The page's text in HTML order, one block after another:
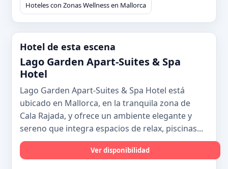
Hoteles con Zonas Wellness en Mallorca
Hotel de esta escena
Lago Garden Apart-Suites & Spa
Hotel
Lago Garden Apart-Suites & Spa Hotel está
ubicado en Mallorca, en la tranquila zona de
Cala Rajada, y ofrece un ambiente elegante y
sereno que integra espacios de relax, piscinas...
Ver disponibilidad